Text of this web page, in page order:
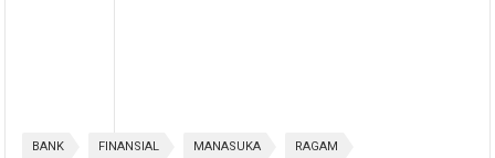
BANK FINANSIAL MANASUKA RAGAM